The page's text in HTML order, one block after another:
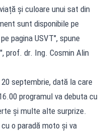
și culoare unui sat din
sunt disponibile pe
pagina USVT", spune
prof. dr. Ing. Cosmin Alin
septembrie, dată la care
programul va debuta cu
și multe alte surprize.
o paradă moto și va